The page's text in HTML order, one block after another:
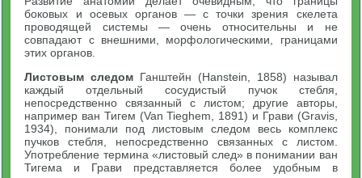
боковых и осевых органов — с точки зрения скелета
проводящей системы — очень относительны и не
совпадают с внешними, морфологическими, границами
этих органов.
Листовым следом Ганштейн (Hanstein, 1858) называл
каждый отдельный сосудистый пучок стебля,
непосредственно связанный с листом; другие авторы,
например ван Тигем (Van Tieghem, 1891) и Грави (Gravis,
1934), понимали под листовым следом весь комплекс
пучков стебля, непосредственно связанных с листом.
Употребление термина «листовый след» в понимании ван
Тигема и Грави представляется более удобным в